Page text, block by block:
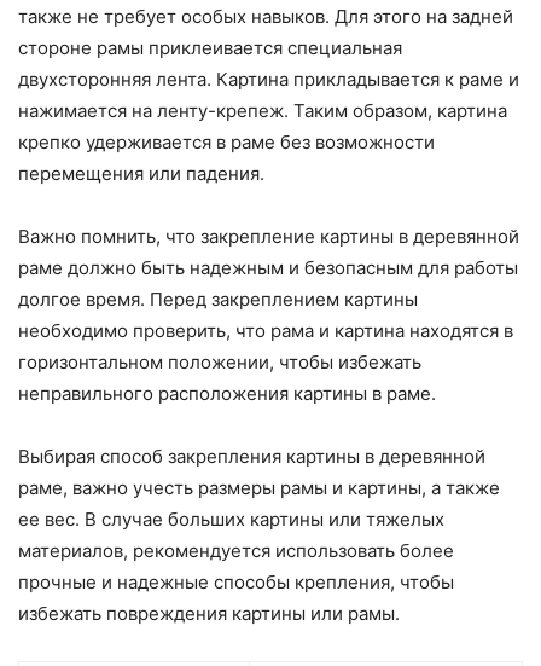
также не требует особых навыков. Для этого на задней
стороне рамы приклеивается специальная
двухсторонняя лента. Картина прикладывается к раме и
нажимается на ленту-крепеж. Таким образом, картина
крепко удерживается в раме без возможности
перемещения или падения.
Важно помнить, что закрепление картины в деревянной
раме должно быть надежным и безопасным для работы
долгое время. Перед закреплением картины
необходимо проверить, что рама и картина находятся в
горизонтальном положении, чтобы избежать
неправильного расположения картины в раме.
Выбирая способ закрепления картины в деревянной
раме, важно учесть размеры рамы и картины, а также
ее вес. В случае больших картины или тяжелых
материалов, рекомендуется использовать более
прочные и надежные способы крепления, чтобы
избежать повреждения картины или рамы.